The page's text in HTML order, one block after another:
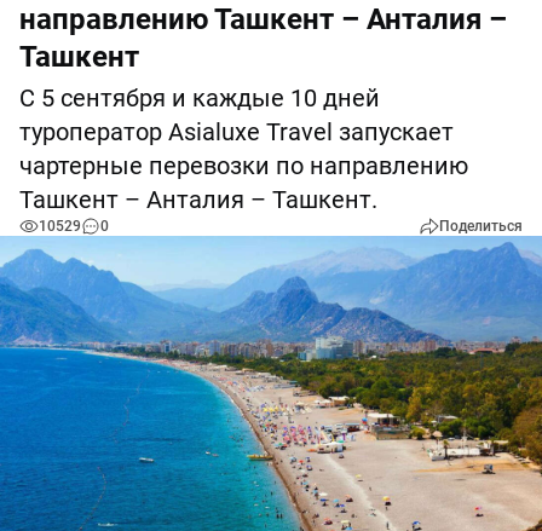
направлению Ташкент – Анталия –
Ташкент
С 5 сентября и каждые 10 дней
туроператор Asialuxe Travel запускает
чартерные перевозки по направлению
Ташкент – Анталия – Ташкент.
10529 0 Поделиться